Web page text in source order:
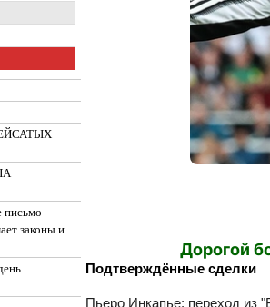
законы и
Дорогой
Подтверждённые сделки
Пьеро Инкапье: переход из